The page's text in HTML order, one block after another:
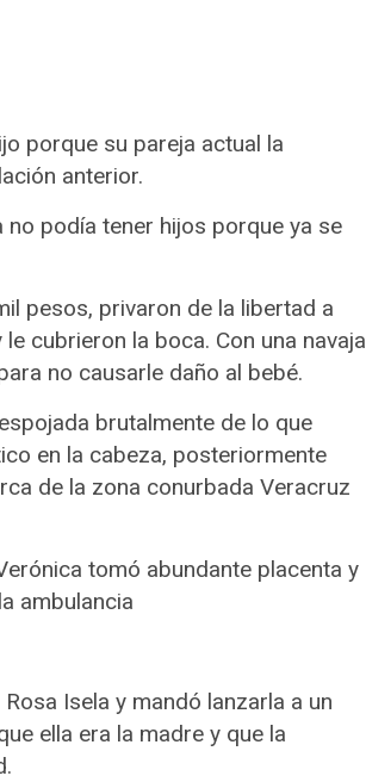
porque su pareja actual la
anterior.
podía tener hijos porque ya se
pesos, privaron de la libertad a
cubrieron la boca. Con una navaja
no causarle daño al bebé.
brutalmente de lo que
en la cabeza, posteriormente
de la zona conurbada Veracruz
tomó abundante placenta y
ambulancia
Isela y mandó lanzarla a un
ella era la madre y que la